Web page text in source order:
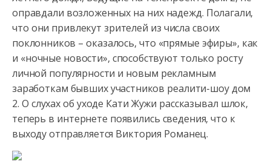
оправдали возложенных на них надежд. Полагали,
что они привлекут зрителей из числа своих
поклонников – оказалось, что «прямые эфиры», как
и «ночные новости», способствуют только росту
личной популярности и новым рекламным
заработкам бывших участников реалити-шоу дом
2. О слухах об уходе Кати Жужи рассказывал шлок,
теперь в интернете появились сведения, что к
выходу отправляется Виктория Романец.